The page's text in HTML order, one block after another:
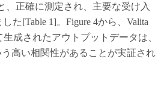
、正確に測定され、主要な受け入
た[Table 1]。Figure 4から、Valita
成されたアウトプットデータは、
う高い相関性があることが実証され